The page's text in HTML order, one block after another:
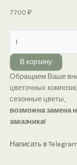
7700 ₽
товара
Ель
с
красным
декором
«1233»
В корзину
Обращаем Ваше
цветочных
сезонные цветы,
возможна замена
заказчика!
Написать в